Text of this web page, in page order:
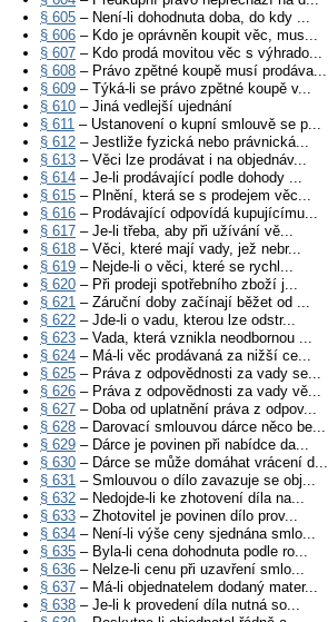
§ 605 – Není-li dohodnuta doba, do kdy ...
§ 606 – Kdo je oprávněn koupit věc, mus...
§ 607 – Kdo prodá movitou věc s výhrado...
§ 608 – Právo zpětné koupě musí prodáva...
§ 609 – Týká-li se právo zpětné koupě v...
§ 610 – Jiná vedlejší ujednání
§ 611 – Ustanovení o kupní smlouvě se p...
§ 612 – Jestliže fyzická nebo právnická...
§ 613 – Věci lze prodávat i na objednáv...
§ 614 – Je-li prodávající podle dohody ...
§ 615 – Plnění, která se s prodejem věc...
§ 616 – Prodávající odpovídá kupujícímu...
§ 617 – Je-li třeba, aby při užívání vě...
§ 618 – Věci, které mají vady, jež nebr...
§ 619 – Nejde-li o věci, které se rychl...
§ 620 – Při prodeji spotřebního zboží j...
§ 621 – Záruční doby začínají běžet od ...
§ 622 – Jde-li o vadu, kterou lze odstr...
§ 623 – Vada, která vznikla neodbornou ...
§ 624 – Má-li věc prodávaná za nižší ce...
§ 625 – Práva z odpovědnosti za vady se...
§ 626 – Práva z odpovědnosti za vady vě...
§ 627 – Doba od uplatnění práva z odpov...
§ 628 – Darovací smlouvou dárce něco be...
§ 629 – Dárce je povinen při nabídce da...
§ 630 – Dárce se může domáhat vrácení d...
§ 631 – Smlouvou o dílo zavazuje se obj...
§ 632 – Nedojde-li ke zhotovení díla na...
§ 633 – Zhotovitel je povinen dílo prov...
§ 634 – Není-li výše ceny sjednána smlo...
§ 635 – Byla-li cena dohodnuta podle ro...
§ 636 – Nelze-li cenu při uzavření smlo...
§ 637 – Má-li objednatelem dodaný mater...
§ 638 – Je-li k provedení díla nutná so...